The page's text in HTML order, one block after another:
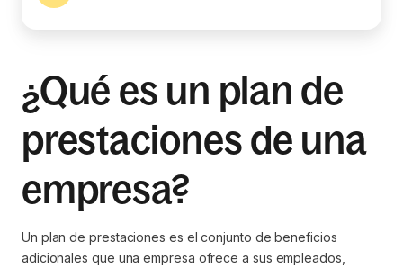
¿Qué es un plan de
prestaciones de una
empresa?
Un plan de prestaciones es el conjunto de beneficios
adicionales que una empresa ofrece a sus empleados,